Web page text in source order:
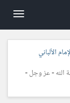
الألباني
الله - عز وجل -